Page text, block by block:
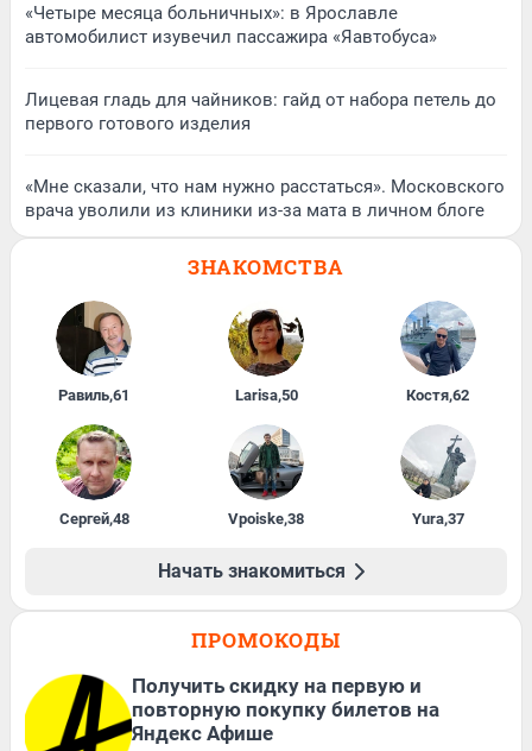
«Четыре месяца больничных»: в Ярославле
автомобилист изувечил пассажира «Яавтобуса»
Лицевая гладь для чайников: гайд от набора петель до
первого готового изделия
«Мне сказали, что нам нужно расстаться». Московского
врача уволили из клиники из-за мата в личном блоге
ЗНАКОМСТВА
Равиль,61 Larisa,50 Костя,62
Сергей,48 Vpoiske,38 Yura,37
Начать знакомиться
ПРОМОКОДЫ
Получить скидку на первую и
повторную покупку билетов на
Яндекс Афише